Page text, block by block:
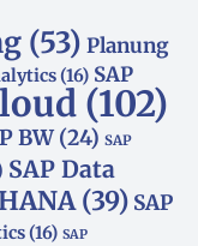
(53) Planung
(16) SAP
(102)
BW(24) SAP
SAP Data
(39) SAP
(16) SAP